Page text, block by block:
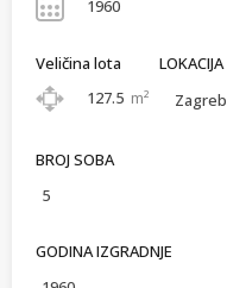
1960
Veličina lota
127.5 m²
LOKACIJA
Zagreb
BROJ SOBA
5
GODINA IZGRADNJE